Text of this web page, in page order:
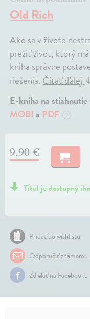
Old Rich
Ako sa v živote
prežiť život, ktorý
kniha správne
riešenia.Čítať ďalej
E-kniha na
MOBI a PDF ?
9,90 €
Titul je dostupný
Pridať do wishlistu
Odporučiť známemu
Zdielať na Facebooku